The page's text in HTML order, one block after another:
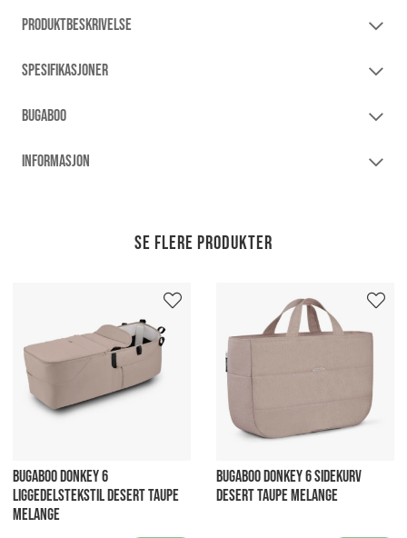
PRODUKTBESKRIVELSE
SPESIFIKASJONER
BUGABOO
INFORMASJON
Se flere produkter
BUGABOO DONKEY 6
LIGGEDELSTEKSTIL DESERT TAUPE
MELANGE
BUGABOO DONKEY 6 SIDEKURV
DESERT TAUPE MELANGE